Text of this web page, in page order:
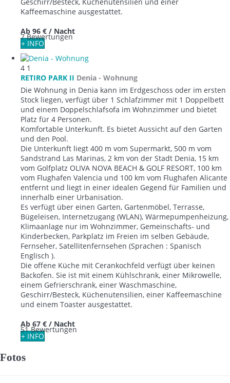
Geschirr/Besteck, Küchenutensilien und einer
Kaffeemaschine ausgestattet.
7 Bewertungen
Ab 96 € / Nacht
+ INFO
4 1
RETIRO PARK II Denia - Wohnung
Die Wohnung in Denia kann im Erdgeschoss oder im ersten
Stock liegen, verfügt über 1 Schlafzimmer mit 1 Doppelbett
und einem Doppelschlafsofa im Wohnzimmer und bietet
Platz für 4 Personen.
Komfortable Unterkunft. Es bietet Aussicht auf den Garten
und den Pool.
Die Unterkunft liegt 400 m vom Supermarkt, 500 m vom
Sandstrand Las Marinas, 2 km von der Stadt Denia, 15 km
vom Golfplatz OLIVA NOVA BEACH & GOLF RESORT, 100 km
vom Flughafen Valencia und 100 km vom Flughafen Alicante
entfernt und liegt in einer idealen Gegend für Familien und
innerhalb einer Urbanisation.
Es verfügt über einen Garten, Gartenmöbel, Terrasse,
Bügeleisen, Internetzugang (WLAN), Wärmepumpenheizung,
Klimaanlage nur im Wohnzimmer, Gemeinschafts- und
Kinderbecken, Parkplatz im Freien im selben Gebäude,
Fernseher, Satellitenfernsehen (Sprachen : Spanisch
Englisch ).
Die offene Küche mit Cerankochfeld verfügt über keinen
Backofen. Sie ist mit einem Kühlschrank, einer Mikrowelle,
einem Gefrierschrank, einer Waschmaschine,
Geschirr/Besteck, Küchenutensilien, einer Kaffeemaschine
und einem Toaster ausgestattet.
51 Bewertungen
Ab 67 € / Nacht
+ INFO
Fotos